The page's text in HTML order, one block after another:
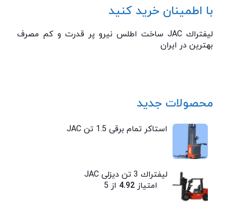
با اطمینان خرید کنید
ليفتراك JAC ساخت اطلس نیرو پر قدرت و كم مصرف
بهترين در ايران
محصولات جدید
استاکر تمام برقی 1.5 تن JAC
ليفتراك 3 تن ديزلی JAC
امتیاز4.92 از 5